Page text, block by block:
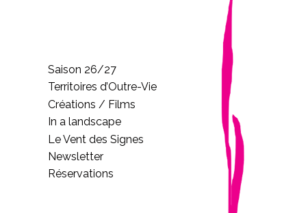
Saison 26/27
Territoires d’Outre-Vie
Créations / Films
In a landscape
Le Vent des Signes
Newsletter
Réservations